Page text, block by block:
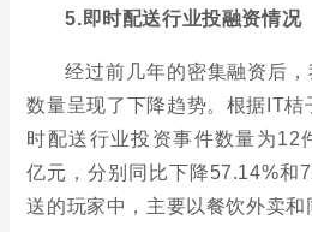
5.即时配送行业投融资情况
经过前几年的密集融资后
数量呈现了下降趋势。根据IT桔
时配送行业投资事件数量为12
亿元，分别同比下降57.14%和
送的玩家中，主要以餐饮外卖和